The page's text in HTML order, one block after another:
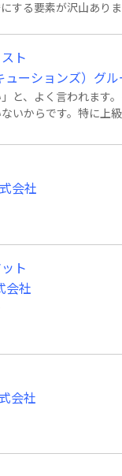
する要素が沢山あり
ト
ーションズ）グル
と、よく言われます
いからです。特に上
会社
ト
会社
会社